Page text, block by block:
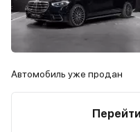
Автомобиль уже продан